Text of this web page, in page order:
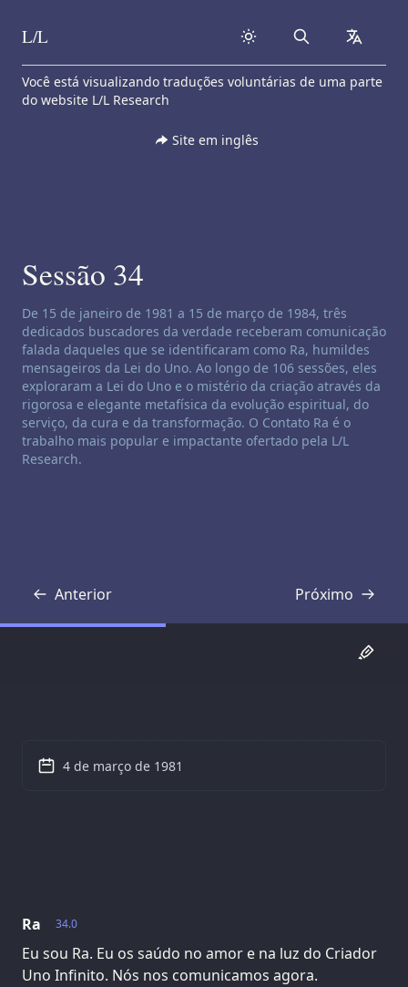
Skip to content
L/L Search
Você está visualizando traduções voluntárias de uma parte
do website L/L Research
Site em inglês
Sessão 34
Isenção de responsabilidade de canalização:
De 15 de janeiro de 1981 a 15 de março de 1984, três
dedicados buscadores da verdade receberam comunicação
falada daqueles que se identificaram como Ra, humildes
mensageiros da Lei do Uno. Ao longo de 106 sessões, eles
exploraram a Lei do Uno e o mistério da criação através da
rigorosa e elegante metafísica da evolução espiritual, do
serviço, da cura e da transformação. O Contato Ra é o
trabalho mais popular e impactante ofertado pela L/L
Research.
Anterior
Transcrição Próximo
Transcrição
34.0
Ra
Eu sou Ra. Eu os saúdo no amor e na luz do Criador
Uno Infinito. Nós nos comunicamos agora.
4 de março de 1981